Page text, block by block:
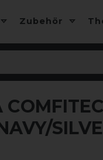
Zubehör